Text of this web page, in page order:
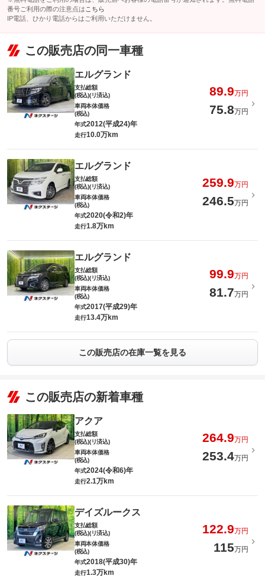
番号ご利用の際の注意点は こちら
IP電話、ひかり電話からはご利用いただけません。
この販売店の同一車種
エルグランド
支払総額
(税込)(リ済込)
89.9万円
車両本体価格
(税込)
75.8万円
年式2012(平成24)年
走行10.0万km
エルグランド
支払総額
(税込)(リ済込)
259.9万円
車両本体価格
(税込)
246.5万円
年式2020(令和2)年
走行1.8万km
エルグランド
支払総額
(税込)(リ済込)
99.9万円
車両本体価格
(税込)
81.7万円
年式2017(平成29)年
走行13.4万km
この販売店の在庫一覧を見る
この販売店の新着車種
アクア
支払総額
(税込)(リ済込)
264.9万円
車両本体価格
(税込)
253.4万円
年式2024(令和6)年
走行2.1万km
デイズルークス
支払総額
(税込)(リ済込)
122.9万円
車両本体価格
(税込)
115万円
年式2018(平成30)年
走行1.3万km